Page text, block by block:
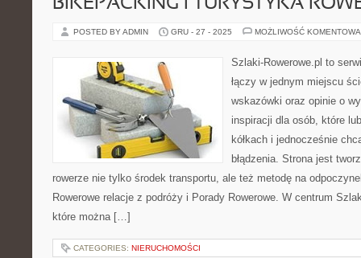
BIKEPACKING I TURYSTYKA
POSTED BY ADMIN GRU - 27 - 2025 MOŻLIWOŚĆ
Szlaki-Rowerowe.pl to
łączy w jednym miejscu
wskazówki oraz opinie o
inspiracji dla osób, które
kółkach i jednocześnie
błądzenia. Strona jest
rowerze nie tylko środek transportu, ale też metodę na
Rowerowe relacje z podróży i Porady Rowerowe. W centrum
które można […]
CATEGORIES: NIERUCHOMOŚCI